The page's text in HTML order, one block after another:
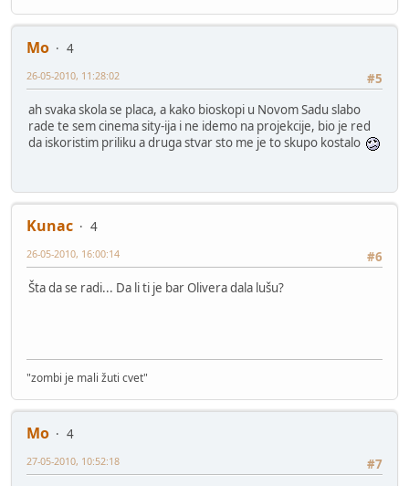
Mo
4
#5
26-05-2010, 11:28:02
ah svaka skola se placa, a kako bioskopi u Novom Sadu slabo
rade te sem cinema sity-ija i ne idemo na projekcije, bio je red
da iskoristim priliku a druga stvar sto me je to skupo kostalo
Kunac
4
#6
26-05-2010, 16:00:14
Šta da se radi... Da li ti je bar Olivera dala lušu?
"zombi je mali žuti cvet"
Mo
4
#7
27-05-2010, 10:52:18